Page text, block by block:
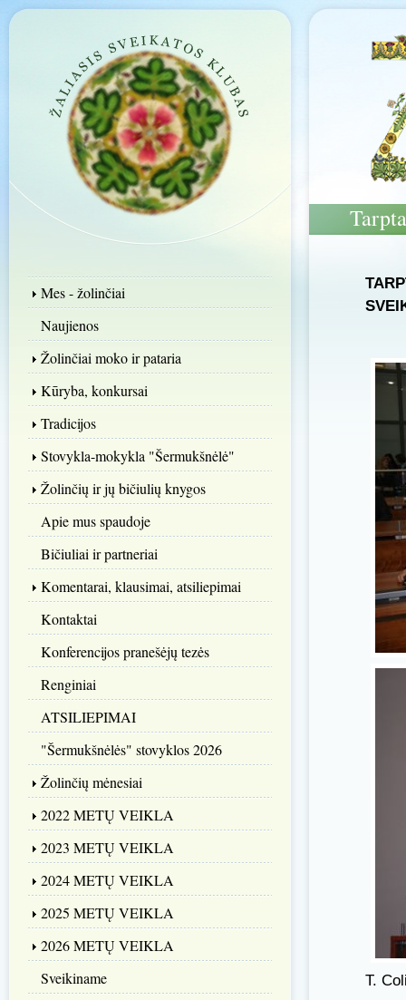
Mes - žolinčiai
Naujienos
Žolinčiai moko ir pataria
Kūryba, konkursai
Tradicijos
Stovykla-mokykla "Šermukšnėlė"
Žolinčių ir jų bičiulių knygos
Apie mus spaudoje
Bičiuliai ir partneriai
Komentarai, klausimai, atsiliepimai
Kontaktai
Konferencijos pranešėjų tezės
Renginiai
ATSILIEPIMAI
"Šermukšnėlės" stovyklos 2026
Žolinčių mėnesiai
2022 METŲ VEIKLA
2023 METŲ VEIKLA
2024 METŲ VEIKLA
2025 METŲ VEIKLA
2026 METŲ VEIKLA
Sveikiname
T.